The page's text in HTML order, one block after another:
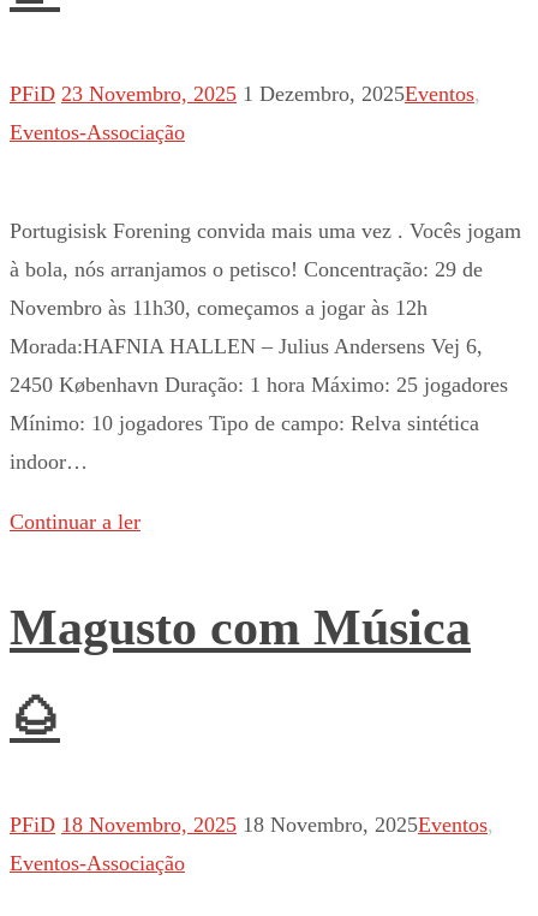
PFiD 23 Novembro, 2025 1 Dezembro, 2025Eventos,
Eventos-Associação
Portugisisk Forening convida mais uma vez . Vocês jogam
à bola, nós arranjamos o petisco! Concentração: 29 de
Novembro às 11h30, começamos a jogar às 12h
Morada:HAFNIA HALLEN – Julius Andersens Vej 6,
2450 København Duração: 1 hora Máximo: 25 jogadores
Mínimo: 10 jogadores Tipo de campo: Relva sintética
indoor…
Continuar a ler
Magusto com Música
🌰
PFiD 18 Novembro, 2025 18 Novembro, 2025Eventos,
Eventos-Associação